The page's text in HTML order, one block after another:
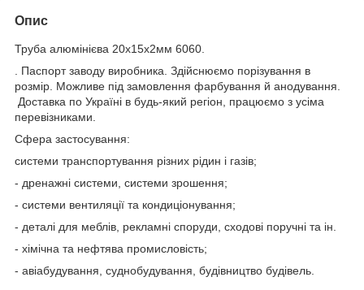
Опис
Труба алюмінієва 20х15х2мм 6060.
. Паспорт заводу виробника. Здійснюємо порізування в
розмір. Можливе під замовлення фарбування й анодування.
Доставка по Україні в будь-який регіон, працюємо з усіма
перевізниками.
Сфера застосування:
системи транспортування різних рідин і газів;
- дренажні системи, системи зрошення;
- системи вентиляції та кондиціонування;
- деталі для меблів, рекламні споруди, сходові поручні та ін.
- хімічна та нефтява промисловість;
- авіабудування, суднобудування, будівництво будівель.